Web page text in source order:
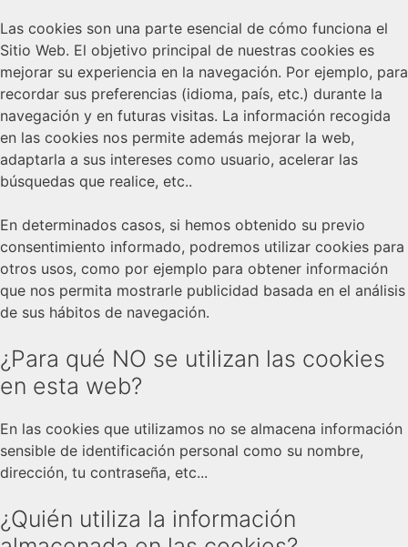
Las cookies son una parte esencial de cómo funciona el
Sitio Web. El objetivo principal de nuestras cookies es
mejorar su experiencia en la navegación. Por ejemplo, para
recordar sus preferencias (idioma, país, etc.) durante la
navegación y en futuras visitas. La información recogida
en las cookies nos permite además mejorar la web,
adaptarla a sus intereses como usuario, acelerar las
búsquedas que realice, etc..
En determinados casos, si hemos obtenido su previo
consentimiento informado, podremos utilizar cookies para
otros usos, como por ejemplo para obtener información
que nos permita mostrarle publicidad basada en el análisis
de sus hábitos de navegación.
¿Para qué NO se utilizan las cookies
en esta web?
En las cookies que utilizamos no se almacena información
sensible de identificación personal como su nombre,
dirección, tu contraseña, etc...
¿Quién utiliza la información